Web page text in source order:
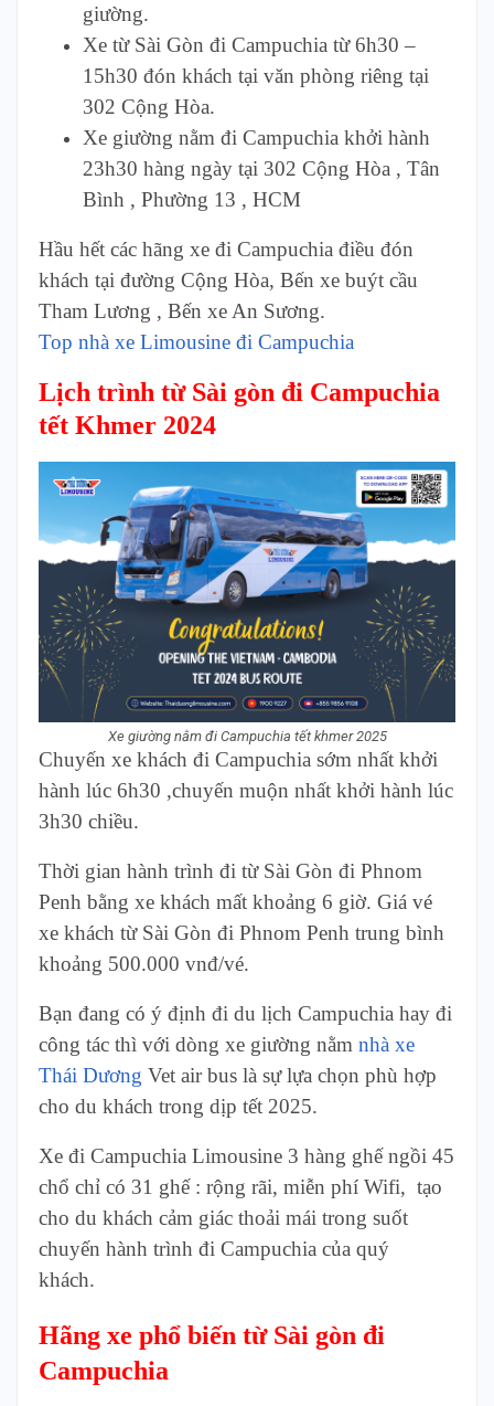
giường.
Xe từ Sài Gòn đi Campuchia từ 6h30 –
15h30 đón khách tại văn phòng riêng tại
302 Cộng Hòa.
Xe giường nằm đi Campuchia khởi hành
23h30 hàng ngày tại 302 Cộng Hòa , Tân
Bình , Phường 13 , HCM
Hầu hết các hãng xe đi Campuchia điều đón
khách tại đường Cộng Hòa, Bến xe buýt cầu
Tham Lương , Bến xe An Sương.
Top nhà xe Limousine đi Campuchia
Lịch trình từ Sài gòn đi Campuchia
tết Khmer 2024
Xe giường nằm đi Campuchia tết khmer 2025
Chuyến xe khách đi Campuchia sớm nhất khởi
hành lúc 6h30 ,chuyến muộn nhất khởi hành lúc
3h30 chiều.
Thời gian hành trình đi từ Sài Gòn đi Phnom
Penh bằng xe khách mất khoảng 6 giờ. Giá vé
xe khách từ Sài Gòn đi Phnom Penh trung bình
khoảng 500.000 vnđ/vé.
Bạn đang có ý định đi du lịch Campuchia hay đi
công tác thì với dòng xe giường nằm nhà xe
Thái Dương Vet air bus là sự lựa chọn phù hợp
cho du khách trong dịp tết 2025.
Xe đi Campuchia Limousine 3 hàng ghế ngồi 45
chổ chỉ có 31 ghế : rộng rãi, miễn phí Wifi, tạo
cho du khách cảm giác thoải mái trong suốt
chuyến hành trình đi Campuchia của quý
khách.
Hãng xe phổ biến từ Sài gòn đi
Campuchia